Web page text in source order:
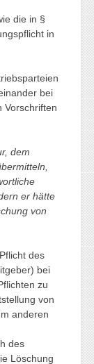
die in §
in
bei
Vorschriften
dem
er hätte
von
des
bei
zu
von
anderen
des
Löschung